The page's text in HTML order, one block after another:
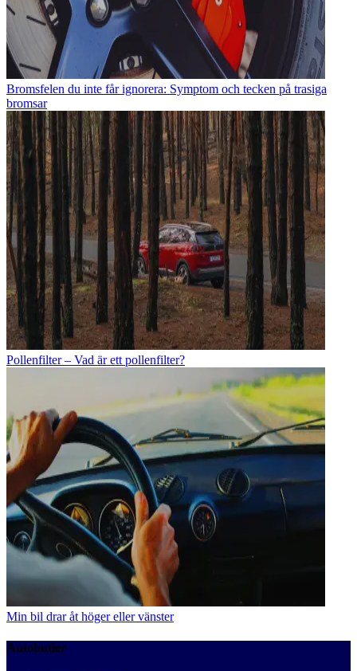
Bromsfelen du inte får ignorera: Symptom och tecken på trasiga
bromsar
Pollenfilter – Vad är ett pollenfilter?
Min bil drar åt höger eller vänster
Autobutler